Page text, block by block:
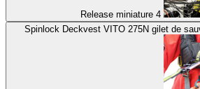
Release miniature 4
Spinlock Deckvest VITO 275N gilet de